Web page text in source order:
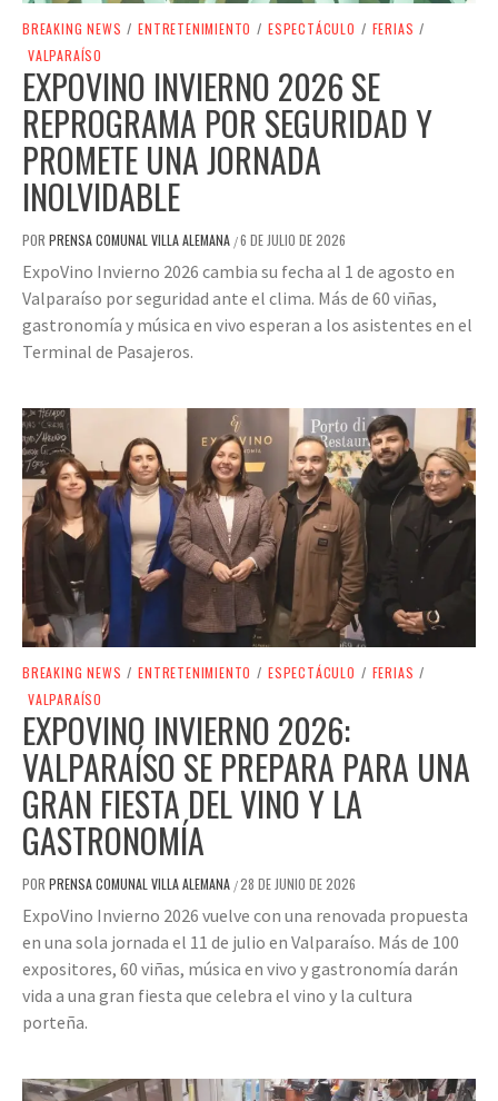
BREAKING NEWS / ENTRETENIMIENTO / ESPECTÁCULO / FERIAS /
VALPARAÍSO
EXPOVINO INVIERNO 2026 SE
REPROGRAMA POR SEGURIDAD Y
PROMETE UNA JORNADA
INOLVIDABLE
POR PRENSA COMUNAL VILLA ALEMANA /6 DE JULIO DE 2026
ExpoVino Invierno 2026 cambia su fecha al 1 de agosto en
Valparaíso por seguridad ante el clima. Más de 60 viñas,
gastronomía y música en vivo esperan a los asistentes en el
Terminal de Pasajeros.
BREAKING NEWS / ENTRETENIMIENTO / ESPECTÁCULO / FERIAS /
VALPARAÍSO
EXPOVINO INVIERNO 2026:
VALPARAÍSO SE PREPARA PARA UNA
GRAN FIESTA DEL VINO Y LA
GASTRONOMÍA
POR PRENSA COMUNAL VILLA ALEMANA /28 DE JUNIO DE 2026
ExpoVino Invierno 2026 vuelve con una renovada propuesta
en una sola jornada el 11 de julio en Valparaíso. Más de 100
expositores, 60 viñas, música en vivo y gastronomía darán
vida a una gran fiesta que celebra el vino y la cultura
porteña.